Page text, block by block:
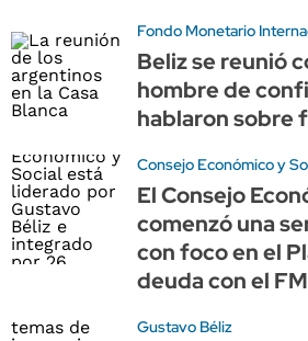
Fondo Monetario
Beliz se reunió
hombre de
hablaron sobre
Consejo Económico y
El Consejo
comenzó una
con foco en el
deuda con el
Gustavo Béliz